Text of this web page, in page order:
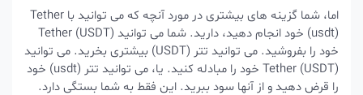
اما، شما گزینه های بیشتری در مورد آنچه که می توانید با Tether
(usdt) خود انجام دهید، دارید. شما می توانید Tether (USDT)
خود را بفروشید. می توانید تتر (USDT) بیشتری بخرید. می توانید
Tether (USDT) خود را مبادله کنید. یا، می توانید تتر (usdt) خود
را قرض دهید و از آنها سود ببرید. این فقط به شما بستگی دارد.